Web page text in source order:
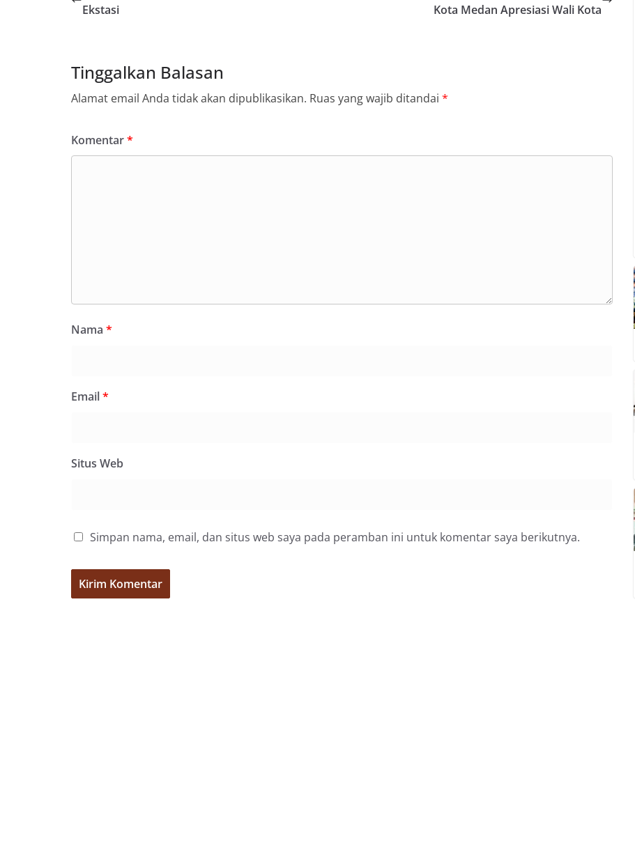
Ekstasi
Kota Medan Apresiasi Wali Kota
Tinggalkan Balasan
Alamat email Anda tidak akan dipublikasikan. Ruas yang wajib ditandai *
Komentar*
Nama *
Email*
Situs Web
Simpan nama, email, dan situs web saya pada peramban ini untuk komentar saya berikutnya.